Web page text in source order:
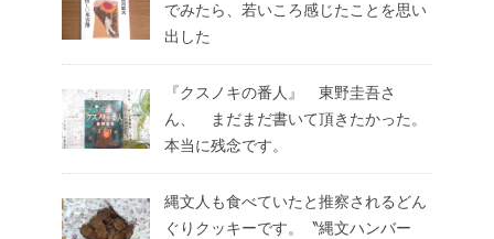
でみたら、若いころ感じたことを思い
出した
『クスノキの番人』 東野圭吾さ
ん、 まだまだ書いて頂きたかった。
本当に残念です。
縄文人も食べていたと推察されるどん
ぐりクッキーです。〝縄文ハンバー